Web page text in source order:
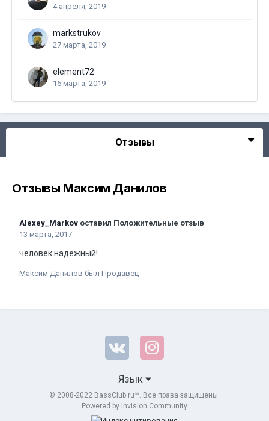
4 апреля, 2019
markstrukov
27 марта, 2019
element72
16 марта, 2019
Отзывы
Отзывы Максим Данилов
Alexey_Markov оставил Положительные отзыв
13 марта, 2017
человек надежный!
Максим Данилов был Продавец
Язык
© 2008-2022 BassClub.ru™. Все права защищены.
Powered by Invision Community